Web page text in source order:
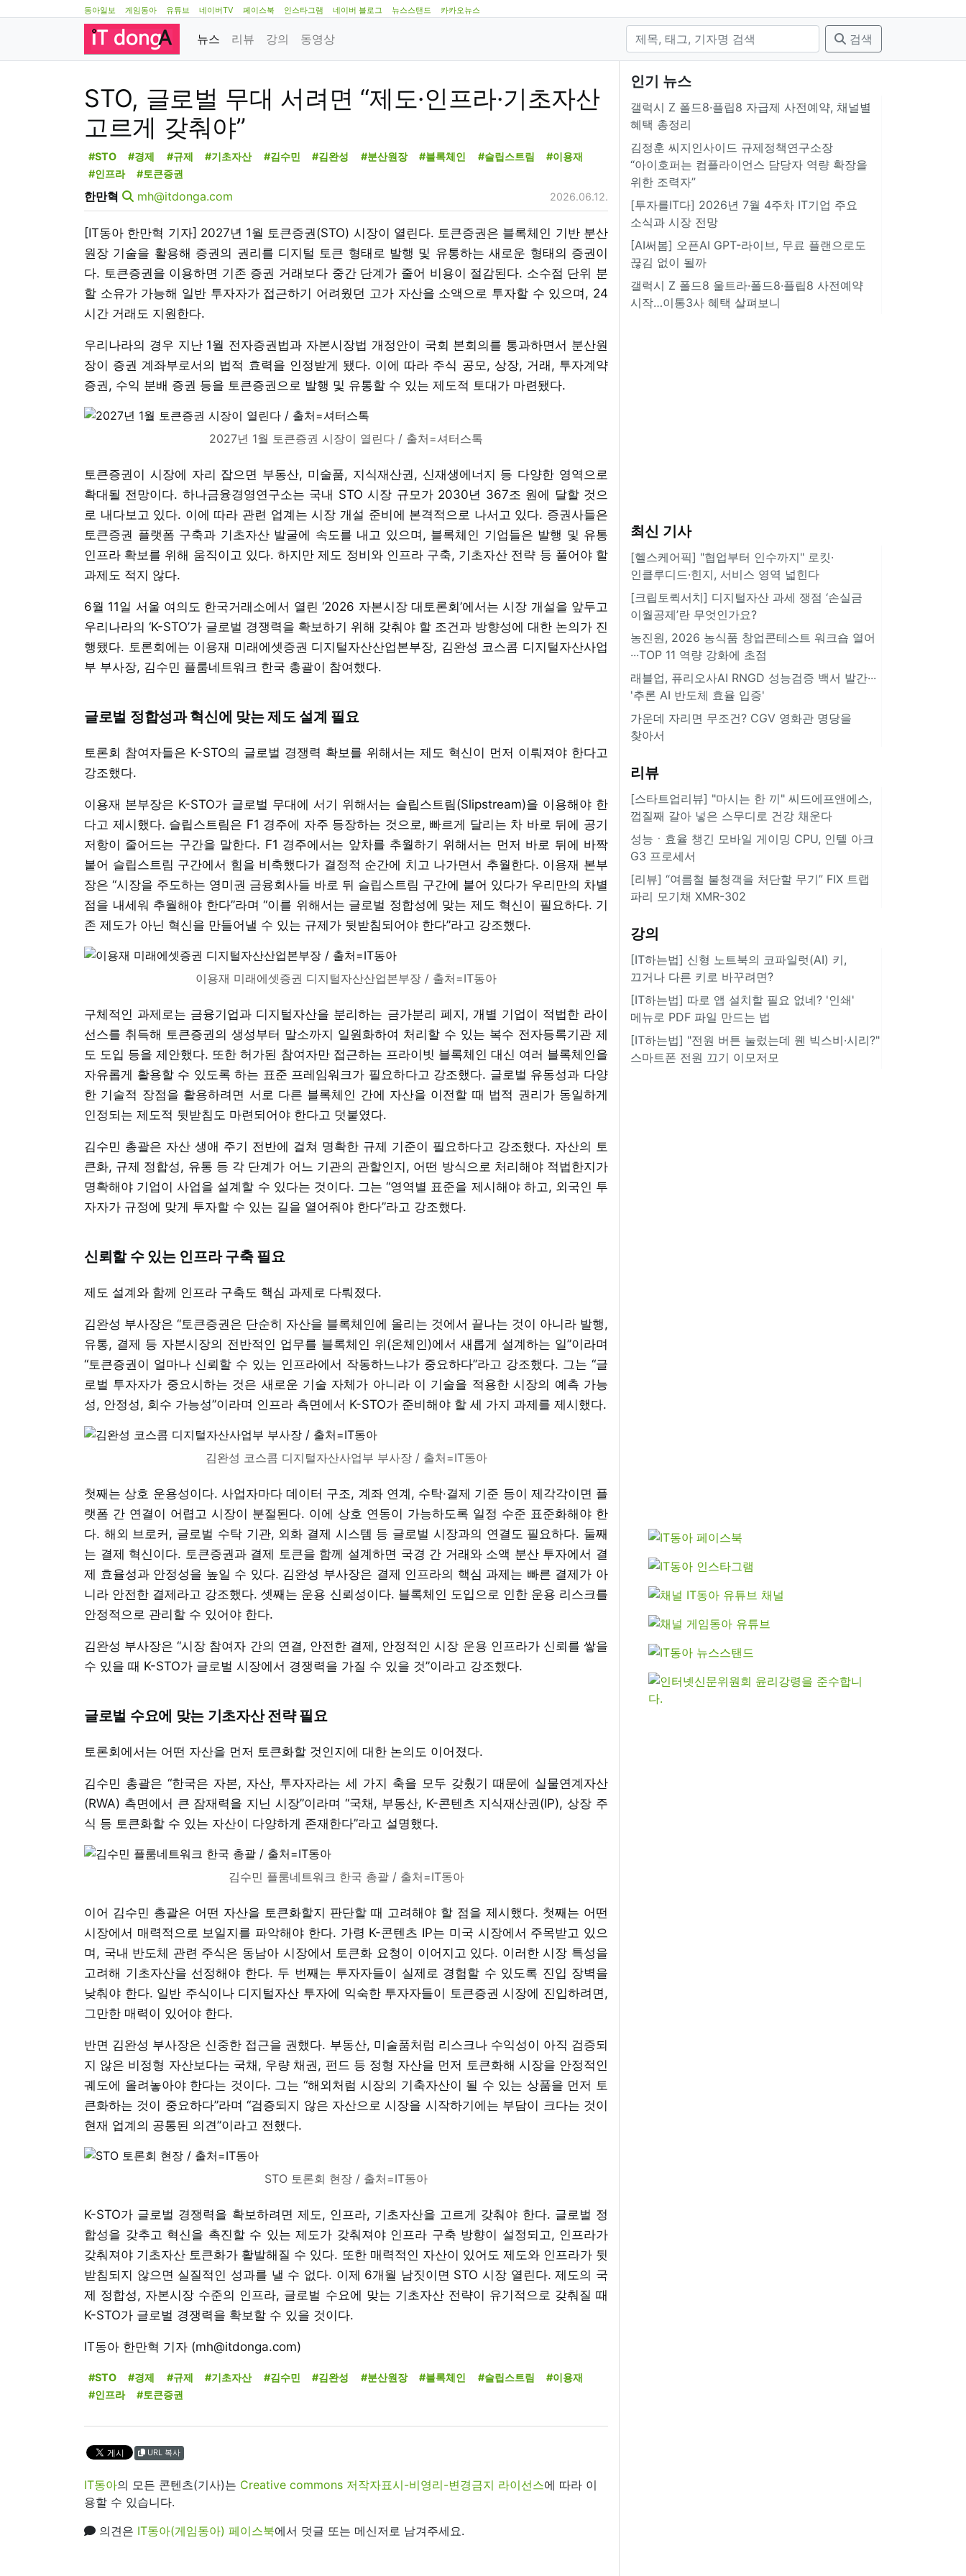
동아일보 게임동아 유튜브 네이버TV 페이스북 인스타그램 네이버 블로그 뉴스스탠드 카카오뉴스
뉴스 리뷰 강의 동영상 검색
STO, 글로벌 무대 서려면 “제도·인프라·기초자산
고르게 갖춰야”
#STO #경제 #규제 #기초자산 #김수민 #김완성 #분산원장 #블록체인 #슬립스트림
#이용재
#인프라
#토큰증권
한만혁 mh@itdonga.com 2026.06.12.
[IT동아 한만혁 기자] 2027년 1월 토큰증권(STO) 시장이 열린다. 토큰증권은 블록체인 기반 분산
원장 기술을 활용해 증권의 권리를 디지털 토큰 형태로 발행 및 유통하는 새로운 형태의 증권이
다. 토큰증권을 이용하면 기존 증권 거래보다 중간 단계가 줄어 비용이 절감된다. 소수점 단위 분
할 소유가 가능해 일반 투자자가 접근하기 어려웠던 고가 자산을 소액으로 투자할 수 있으며, 24
시간 거래도 지원한다.
우리나라의 경우 지난 1월 전자증권법과 자본시장법 개정안이 국회 본회의를 통과하면서 분산원
장이 증권 계좌부로서의 법적 효력을 인정받게 됐다. 이에 따라 주식 공모, 상장, 거래, 투자계약
증권, 수익 분배 증권 등을 토큰증권으로 발행 및 유통할 수 있는 제도적 토대가 마련됐다.
2027년 1월 토큰증권 시장이 열린다 / 출처=셔터스톡
토큰증권이 시장에 자리 잡으면 부동산, 미술품, 지식재산권, 신재생에너지 등 다양한 영역으로
확대될 전망이다. 하나금융경영연구소는 국내 STO 시장 규모가 2030년 367조 원에 달할 것으
로 내다보고 있다. 이에 따라 관련 업계는 시장 개설 준비에 본격적으로 나서고 있다. 증권사들은
토큰증권 플랫폼 구축과 기초자산 발굴에 속도를 내고 있으며, 블록체인 기업들은 발행 및 유통
인프라 확보를 위해 움직이고 있다. 하지만 제도 정비와 인프라 구축, 기초자산 전략 등 풀어야 할
과제도 적지 않다.
6월 11일 서울 여의도 한국거래소에서 열린 ‘2026 자본시장 대토론회’에서는 시장 개설을 앞두고
우리나라의 ‘K-STO’가 글로벌 경쟁력을 확보하기 위해 갖춰야 할 조건과 방향성에 대한 논의가 진
행됐다. 토론회에는 이용재 미래에셋증권 디지털자산산업본부장, 김완성 코스콤 디지털자산사업
부 부사장, 김수민 플룸네트워크 한국 총괄이 참여했다.
글로벌 정합성과 혁신에 맞는 제도 설계 필요
토론회 참여자들은 K-STO의 글로벌 경쟁력 확보를 위해서는 제도 혁신이 먼저 이뤄져야 한다고
강조했다.
이용재 본부장은 K-STO가 글로벌 무대에 서기 위해서는 슬립스트림(Slipstream)을 이용해야 한
다고 제시했다. 슬립스트림은 F1 경주에 자주 등장하는 것으로, 빠르게 달리는 차 바로 뒤에 공기
저항이 줄어드는 구간을 말한다. F1 경주에서는 앞차를 추월하기 위해서는 먼저 바로 뒤에 바짝
붙어 슬립스트림 구간에서 힘을 비축했다가 결정적 순간에 치고 나가면서 추월한다. 이용재 본부
장은 “시장을 주도하는 영미권 금융회사들 바로 뒤 슬립스트림 구간에 붙어 있다가 우리만의 차별
점을 내세워 추월해야 한다”라며 “이를 위해서는 글로벌 정합성에 맞는 제도 혁신이 필요하다. 기
존 제도가 아닌 혁신을 만들어낼 수 있는 규제가 뒷받침되어야 한다”라고 강조했다.
이용재 미래에셋증권 디지털자산산업본부장 / 출처=IT동아
구체적인 과제로는 금융기업과 디지털자산을 분리하는 금가분리 폐지, 개별 기업이 적법한 라이
선스를 취득해 토큰증권의 생성부터 말소까지 일원화하여 처리할 수 있는 복수 전자등록기관 제
도 도입 등을 제안했다. 또한 허가된 참여자만 접근하는 프라이빗 블록체인 대신 여러 블록체인을
자유롭게 활용할 수 있도록 하는 표준 프레임워크가 필요하다고 강조했다. 글로벌 유동성과 다양
한 기술적 장점을 활용하려면 서로 다른 블록체인 간에 자산을 이전할 때 법적 권리가 동일하게
인정되는 제도적 뒷받침도 마련되어야 한다고 덧붙였다.
김수민 총괄은 자산 생애 주기 전반에 걸쳐 명확한 규제 기준이 필요하다고 강조했다. 자산의 토
큰화, 규제 정합성, 유통 등 각 단계가 어느 기관의 관할인지, 어떤 방식으로 처리해야 적법한지가
명확해야 기업이 사업을 설계할 수 있다는 것이다. 그는 “영역별 표준을 제시해야 하고, 외국인 투
자자가 규정에 맞게 투자할 수 있는 길을 열어줘야 한다”라고 강조했다.
신뢰할 수 있는 인프라 구축 필요
제도 설계와 함께 인프라 구축도 핵심 과제로 다뤄졌다.
김완성 부사장은 “토큰증권은 단순히 자산을 블록체인에 올리는 것에서 끝나는 것이 아니라 발행,
유통, 결제 등 자본시장의 전반적인 업무를 블록체인 위(온체인)에서 새롭게 설계하는 일”이라며
“토큰증권이 얼마나 신뢰할 수 있는 인프라에서 작동하느냐가 중요하다”라고 강조했다. 그는 “글
로벌 투자자가 중요시하는 것은 새로운 기술 자체가 아니라 이 기술을 적용한 시장의 예측 가능
성, 안정성, 회수 가능성”이라며 인프라 측면에서 K-STO가 준비해야 할 세 가지 과제를 제시했다.
김완성 코스콤 디지털자산사업부 부사장 / 출처=IT동아
첫째는 상호 운용성이다. 사업자마다 데이터 구조, 계좌 연계, 수탁·결제 기준 등이 제각각이면 플
랫폼 간 연결이 어렵고 시장이 분절된다. 이에 상호 연동이 가능하도록 일정 수준 표준화해야 한
다. 해외 브로커, 글로벌 수탁 기관, 외화 결제 시스템 등 글로벌 시장과의 연결도 필요하다. 둘째
는 결제 혁신이다. 토큰증권과 결제 토큰을 함께 설계하면 국경 간 거래와 소액 분산 투자에서 결
제 효율성과 안정성을 높일 수 있다. 김완성 부사장은 결제 인프라의 핵심 과제는 빠른 결제가 아
니라 안전한 결제라고 강조했다. 셋째는 운용 신뢰성이다. 블록체인 도입으로 인한 운용 리스크를
안정적으로 관리할 수 있어야 한다.
김완성 부사장은 “시장 참여자 간의 연결, 안전한 결제, 안정적인 시장 운용 인프라가 신뢰를 쌓을
수 있을 때 K-STO가 글로벌 시장에서 경쟁력을 가질 수 있을 것”이라고 강조했다.
글로벌 수요에 맞는 기초자산 전략 필요
토론회에서는 어떤 자산을 먼저 토큰화할 것인지에 대한 논의도 이어졌다.
김수민 총괄은 “한국은 자본, 자산, 투자자라는 세 가지 축을 모두 갖췄기 때문에 실물연계자산
(RWA) 측면에서 큰 잠재력을 지닌 시장”이라며 “국채, 부동산, K-콘텐츠 지식재산권(IP), 상장 주
식 등 토큰화할 수 있는 자산이 다양하게 존재한다”라고 설명했다.
김수민 플룸네트워크 한국 총괄 / 출처=IT동아
이어 김수민 총괄은 어떤 자산을 토큰화할지 판단할 때 고려해야 할 점을 제시했다. 첫째는 어떤
시장에서 매력적으로 보일지를 파악해야 한다. 가령 K-콘텐츠 IP는 미국 시장에서 주목받고 있으
며, 국내 반도체 관련 주식은 동남아 시장에서 토큰화 요청이 이어지고 있다. 이러한 시장 특성을
고려해 기초자산을 선정해야 한다. 두 번째는 투자자들이 실제로 경험할 수 있도록 진입 장벽을
낮춰야 한다. 일반 주식이나 디지털자산 투자에 익숙한 투자자들이 토큰증권 시장에 진입하려면,
그만한 매력이 있어야 한다.
반면 김완성 부사장은 신중한 접근을 권했다. 부동산, 미술품처럼 리스크나 수익성이 아직 검증되
지 않은 비정형 자산보다는 국채, 우량 채권, 펀드 등 정형 자산을 먼저 토큰화해 시장을 안정적인
궤도에 올려놓아야 한다는 것이다. 그는 “해외처럼 시장의 기축자산이 될 수 있는 상품을 먼저 토
큰화하는 것이 중요하다”라며 “검증되지 않은 자산으로 시장을 시작하기에는 부담이 크다는 것이
현재 업계의 공통된 의견”이라고 전했다.
STO 토론회 현장 / 출처=IT동아
K-STO가 글로벌 경쟁력을 확보하려면 제도, 인프라, 기초자산을 고르게 갖춰야 한다. 글로벌 정
합성을 갖추고 혁신을 촉진할 수 있는 제도가 갖춰져야 인프라 구축 방향이 설정되고, 인프라가
갖춰져야 기초자산 토큰화가 활발해질 수 있다. 또한 매력적인 자산이 있어도 제도와 인프라가 뒷
받침되지 않으면 실질적인 성과를 낼 수 없다. 이제 6개월 남짓이면 STO 시장 열린다. 제도의 국
제 정합성, 자본시장 수준의 인프라, 글로벌 수요에 맞는 기초자산 전략이 유기적으로 갖춰질 때
K-STO가 글로벌 경쟁력을 확보할 수 있을 것이다.
IT동아 한만혁 기자 (mh@itdonga.com)
#STO #경제 #규제 #기초자산 #김수민 #김완성 #분산원장 #블록체인 #슬립스트림
#이용재
#인프라
#토큰증권
URL 복사
IT동아의 모든 콘텐츠(기사)는 Creative commons 저작자표시-비영리-변경금지 라이선스에 따라 이
용할 수 있습니다.
의견은 IT동아(게임동아) 페이스북에서 덧글 또는 메신저로 남겨주세요.
인기 뉴스
갤럭시 Z 폴드8·플립8 자급제 사전예약, 채널별
혜택 총정리
김정훈 씨지인사이드 규제정책연구소장
“아이호퍼는 컴플라이언스 담당자 역량 확장을
위한 조력자”
[투자를IT다] 2026년 7월 4주차 IT기업 주요
소식과 시장 전망
[AI써봄] 오픈AI GPT-라이브, 무료 플랜으로도
끊김 없이 될까
갤럭시 Z 폴드8 울트라·폴드8·플립8 사전예약
시작…이통3사 혜택 살펴보니
최신 기사
[헬스케어픽] "협업부터 인수까지" 로킷·
인클루디드·힌지, 서비스 영역 넓힌다
[크립토퀵서치] 디지털자산 과세 쟁점 ‘손실금
이월공제’란 무엇인가요?
농진원, 2026 농식품 창업콘테스트 워크숍 열어
···TOP 11 역량 강화에 초점
래블업, 퓨리오사AI RNGD 성능검증 백서 발간···
'추론 AI 반도체 효율 입증'
가운데 자리면 무조건? CGV 영화관 명당을
찾아서
리뷰
[스타트업리뷰] "마시는 한 끼" 씨드에프앤에스,
껍질째 갈아 넣은 스무디로 건강 채운다
성능ㆍ효율 챙긴 모바일 게이밍 CPU, 인텔 아크
G3 프로세서
[리뷰] “여름철 불청객을 처단할 무기” FIX 트랩
파리 모기채 XMR-302
강의
[IT하는법] 신형 노트북의 코파일럿(AI) 키,
끄거나 다른 키로 바꾸려면?
[IT하는법] 따로 앱 설치할 필요 없네? '인쇄'
메뉴로 PDF 파일 만드는 법
[IT하는법] "전원 버튼 눌렀는데 웬 빅스비·시리?"
스마트폰 전원 끄기 이모저모